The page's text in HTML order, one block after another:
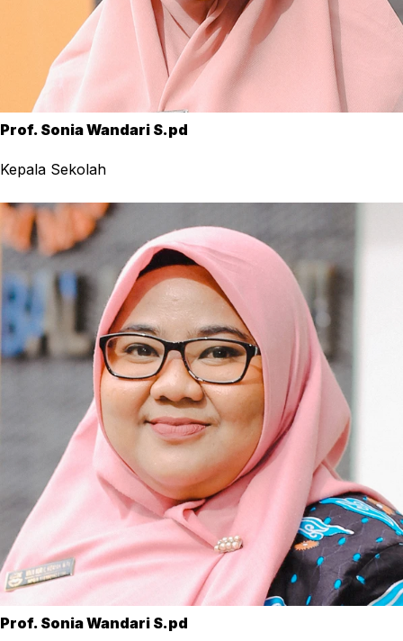
Prof. Sonia Wandari S.pd
Kepala Sekolah
Prof. Sonia Wandari S.pd